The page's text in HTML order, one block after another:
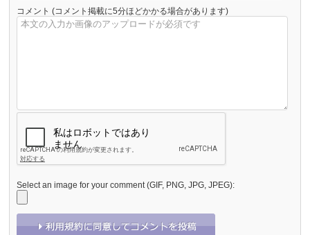
コメント (コメント掲載に5分ほどかかる場合があります)
Select an image for your comment (GIF, PNG, JPG, JPEG):